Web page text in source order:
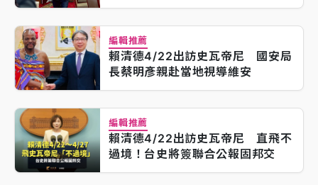
編輯推薦
賴清德4/22出訪史瓦帝尼 國安局
長蔡明彥親赴當地視導維安
編輯推薦
賴清德4/22出訪史瓦帝尼 直飛不
過境！台史將簽聯合公報固邦交